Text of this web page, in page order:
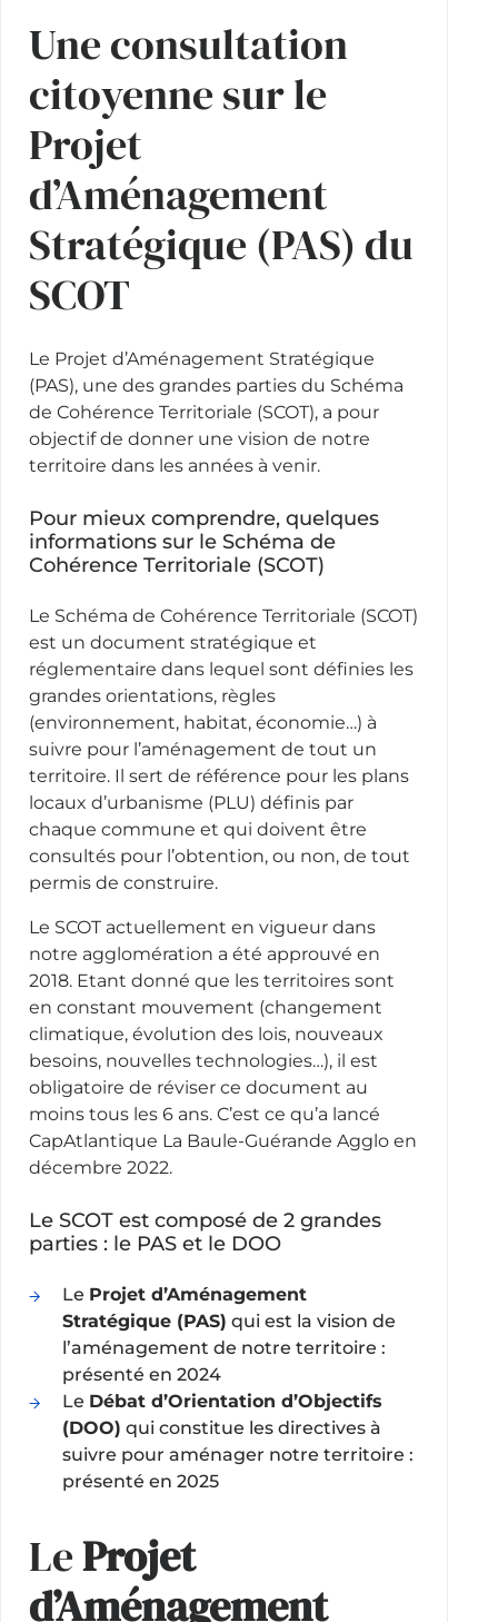
Une consultation
citoyenne sur le
Projet
d’Aménagement
Stratégique (PAS) du
SCOT
Le Projet d’Aménagement Stratégique
(PAS), une des grandes parties du Schéma
de Cohérence Territoriale (SCOT), a pour
objectif de donner une vision de notre
territoire dans les années à venir.
Pour mieux comprendre, quelques
informations sur le Schéma de
Cohérence Territoriale (SCOT)
Le Schéma de Cohérence Territoriale (SCOT)
est un document stratégique et
réglementaire dans lequel sont définies les
grandes orientations, règles
(environnement, habitat, économie…) à
suivre pour l’aménagement de tout un
territoire. Il sert de référence pour les plans
locaux d’urbanisme (PLU) définis par
chaque commune et qui doivent être
consultés pour l’obtention, ou non, de tout
permis de construire.
Le SCOT actuellement en vigueur dans
notre agglomération a été approuvé en
2018. Etant donné que les territoires sont
en constant mouvement (changement
climatique, évolution des lois, nouveaux
besoins, nouvelles technologies…), il est
obligatoire de réviser ce document au
moins tous les 6 ans. C’est ce qu’a lancé
CapAtlantique La Baule-Guérande Agglo en
décembre 2022.
Le SCOT est composé de 2 grandes
parties : le PAS et le DOO
Le Projet d’Aménagement
Stratégique (PAS) qui est la vision de
l’aménagement de notre territoire :
présenté en 2024
Le Débat d’Orientation d’Objectifs
(DOO) qui constitue les directives à
suivre pour aménager notre territoire :
présenté en 2025
LeProjet
d’Aménagement